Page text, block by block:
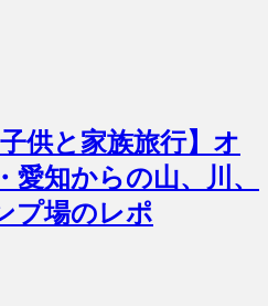
供と家族旅行】オ
愛知からの山、川、
プ場のレポ